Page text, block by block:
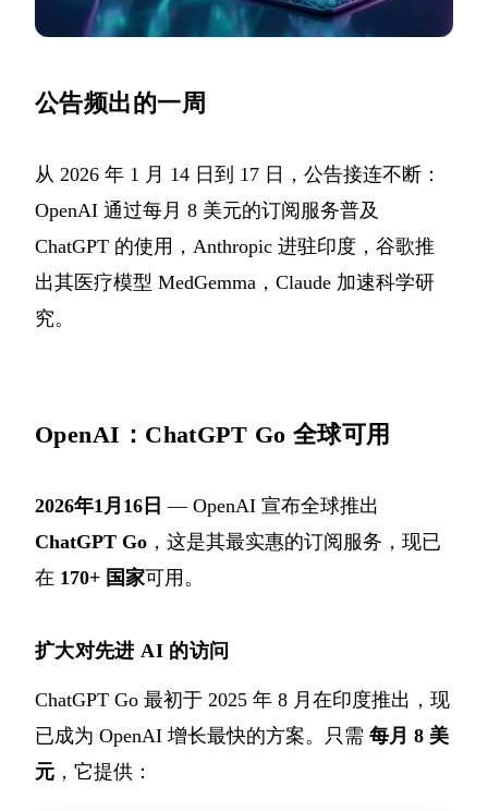
公告频出的一周
从 2026 年 1 月 14 日到 17 日，公告接连不断：
OpenAI 通过每月 8 美元的订阅服务普及
ChatGPT 的使用，Anthropic 进驻印度，谷歌推
出其医疗模型 MedGemma，Claude 加速科学研
究。
OpenAI：ChatGPT Go 全球可用
2026年1月16日 — OpenAI 宣布全球推出
ChatGPT Go ，这是其最实惠的订阅服务，现已
在 170+ 国家可用。
扩大对先进 AI 的访问
ChatGPT Go 最初于 2025 年 8 月在印度推出，现
已成为 OpenAI 增长最快的方案。只需 每月 8 美
元 ，它提供：